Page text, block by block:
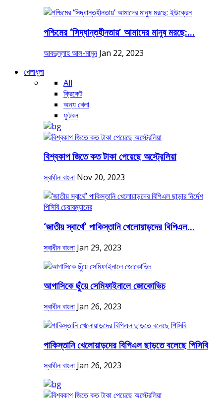
পশ্চিমের ‘সিদ্ধান্তহীনতায়’ আমাদের মানুষ মরছে:...
আবদুল্লাহ আল-মামুন Jan 22, 2023
খেলাধুলা
All
ক্রিকেট
অন্য খেলা
ফুটবল
বিশ্বকাপ জিতে কত টাকা পেয়েছে অস্ট্রেলিয়া
স্বাধীন বাংলা Nov 20, 2023
‘জাতীয় স্বার্থে’ পাকিস্তানি খেলোয়াড়দের বিপিএল...
স্বাধীন বাংলা Jan 29, 2023
আগাসিকে ছুঁয়ে সেমিফাইনালে জোকোভিচ
স্বাধীন বাংলা Jan 26, 2023
পাকিস্তানি খেলোয়াড়দের বিপিএল ছাড়তে বলেছে পিসিবি
স্বাধীন বাংলা Jan 26, 2023